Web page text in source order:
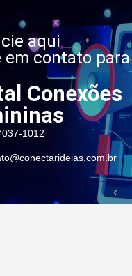
aqui
em contato
Conexões
1012